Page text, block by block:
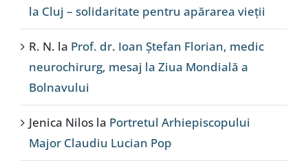
la Cluj – solidaritate pentru apărarea vieții
R. N. la Prof. dr. Ioan Ștefan Florian, medic
neurochirurg, mesaj la Ziua Mondială a
Bolnavului
Jenica Nilos la Portretul Arhiepiscopului
Major Claudiu Lucian Pop